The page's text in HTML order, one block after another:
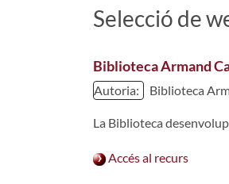
Selecció de
Biblioteca Armand
Autoria: Biblioteca
La Biblioteca
Accés al recurs